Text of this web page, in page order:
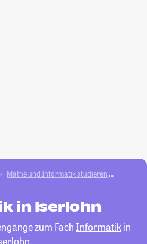
Mathe und Informatik studieren
in Iserlohn
zum Fach Informatikin